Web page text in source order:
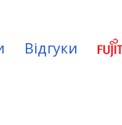
Відгуки